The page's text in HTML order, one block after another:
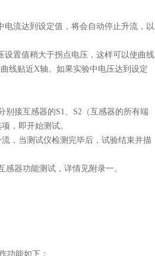
流达到设定值，将会自动停止升流，以
置值稍大于拐点电压，这样可以使曲线
线贴近X轴。如果实验中电压达到设定
接互感器的S1、S2（互感器的所有端
始”选项，即开始测试。
，当测试仪检测完毕后，试验结束并描
感器功能测试，详情见附录一。
功能如下：